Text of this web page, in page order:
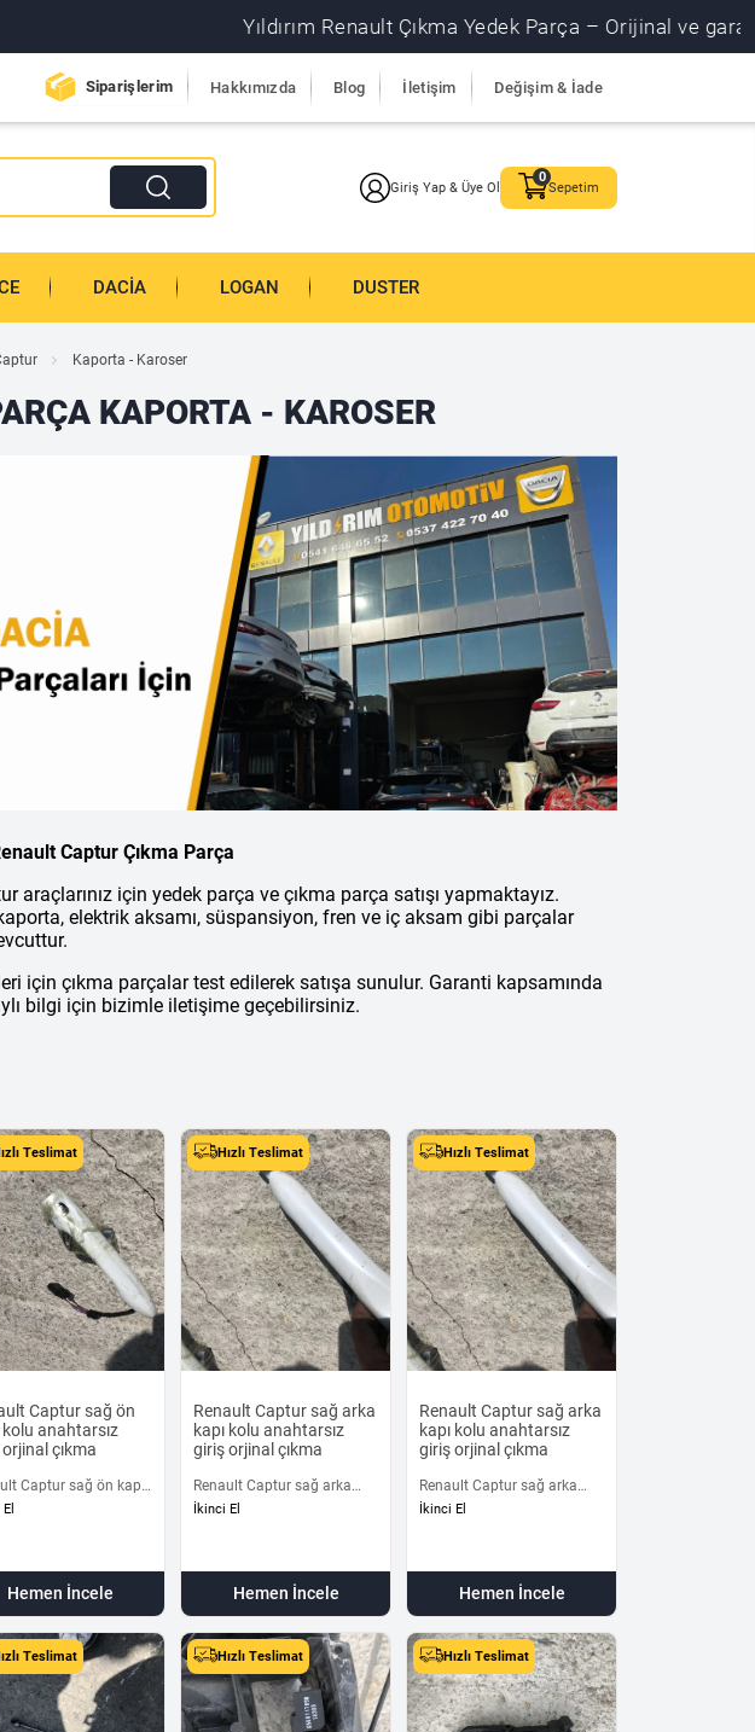
Yıldırım Renault Çıkma Yedek Parça – Orijinal ve garantili çıkma
Siparişlerim Hakkımızda Blog İletişim Değişim & İade
Giriş Yap & Üye Ol Sepetim
DACIA LOGAN DUSTER
Kaporta - Karoser
KAPORTA - KAROSER
Captur Çıkma Parça
araçlarınız için yedek parça ve çıkma parça satışı yapmaktayız.
elektrik aksamı, süspansiyon, fren ve iç aksam gibi parçalar
için çıkma parçalar test edilerek satışa sunulur. Garanti kapsamında
bilgi için bizimle iletişime geçebilirsiniz.
Teslimat
Captur sağ ön
kolu anahtarsız
çıkma
Captur sağ ön kapı
giriş orjinal
Hemen İncele
Hızlı Teslimat
Renault Captur sağ arka
kapı kolu anahtarsız
giriş orjinal çıkma
Renault Captur sağ arka
kapı kolu anahtarsız giriş
İkinci El
Hemen İncele
Hızlı Teslimat
Renault Captur sağ arka
kapı kolu anahtarsız
giriş orjinal çıkma
Renault Captur sağ arka
kapı kolu anahtarsız giriş
İkinci El
Hemen İncele
Teslimat Hızlı Teslimat Hızlı Teslimat